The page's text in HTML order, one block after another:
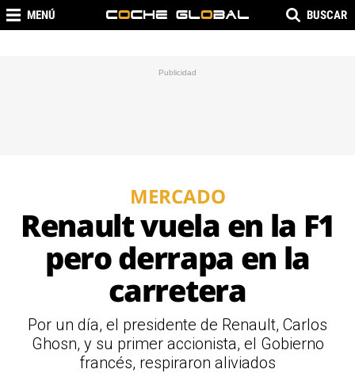
MENÚ BUSCAR
MERCADO
Renault vuela en la F1
pero derrapa en la
carretera
Por un día, el presidente de Renault, Carlos
Ghosn, y su primer accionista, el Gobierno
francés, respiraron aliviados